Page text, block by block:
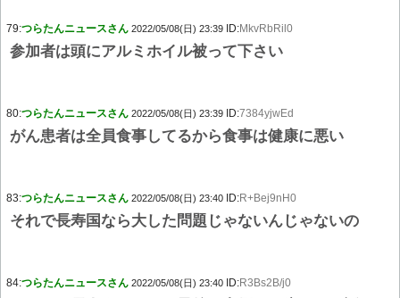
79:つらたんニュースさん 2022/05/08(日) 23:39 ID:MkvRbRil0
参加者は頭にアルミホイル被って下さい
80:つらたんニュースさん 2022/05/08(日) 23:39 ID:7384yjwEd
がん患者は全員食事してるから食事は健康に悪い
83:つらたんニュースさん 2022/05/08(日) 23:40 ID:R+Bej9nH0
それで長寿国なら大した問題じゃないんじゃないの
84:つらたんニュースさん 2022/05/08(日) 23:40 ID:R3Bs2B/j0